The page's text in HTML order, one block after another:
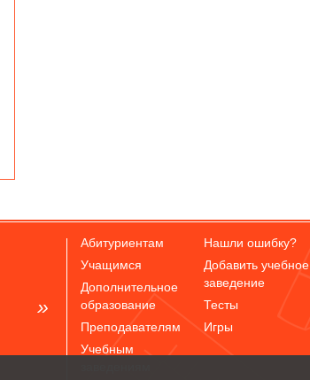
Абитуриентам
Учащимся
Дополнительное
образование
Преподавателям
Учебным
Нашли ошибку?
Добавить учебное
заведение
Тесты
Игры